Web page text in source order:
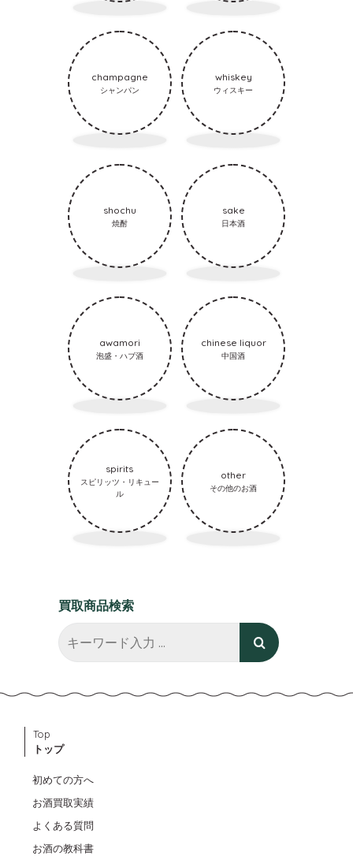
champagne
シャンパン
whiskey
ウィスキー
shochu
焼酎
sake
日本酒
awamori
泡盛・ハブ酒
chinese liquor
中国酒
spirits
スピリッツ・リキュー
ル
other
その他のお酒
買取商品検索
Top
トップ
初めての方へ
お酒買取実績
よくある質問
お酒の教科書